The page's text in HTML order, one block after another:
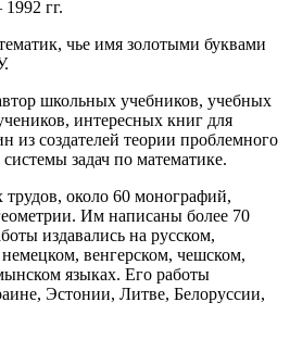
гг.
чье имя золотыми буквами
школьных учебников, учебных
интересных книг для
из создателей теории проблемного
задач по математике.
около 60 монографий,
Им написаны более 70
издавались на русском,
венгерском, чешском,
языках. Его работы
Эстонии, Литве, Белоруссии,